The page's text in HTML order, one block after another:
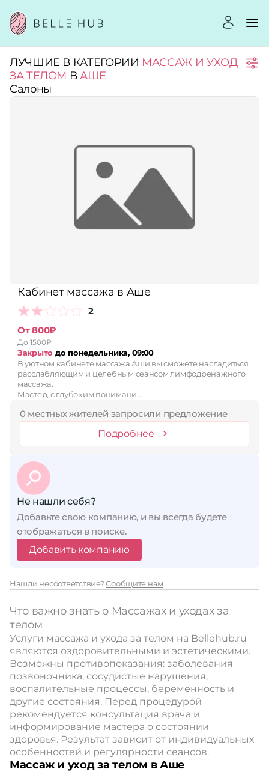
Город:
Принимает сертификаты
ЛУЧШИЕ В КАТЕГОРИИ МАССАЖ И УХОД
ЗА ТЕЛОМ ВАШЕ
Салоны
Кабинет массажа в Аше
2
От 800₽
До 1500₽
Закрыто до понедельника, 09:00
В уютном кабинете массажа Аши вы сможете насладиться
расслабляющим и целебным сеансом лимфодренажного
массажа.
Мастер, с глубоким понимани…
0 местных жителей запросили предложение
Подробнее
Не нашли себя?
Добавьте свою компанию, и вы всегда будете
отображаться в поиске.
Добавить компанию
Нашли несоответствие?Сообщите нам
Что важно знать о Массажах и уходах за
телом
Услуги массажа и ухода за телом на Bellehub.ru
являются оздоровительными и эстетическими.
Возможны противопоказания: заболевания
позвоночника, сосудистые нарушения,
воспалительные процессы, беременность и
другие состояния. Перед процедурой
рекомендуется консультация врача и
информирование мастера о состоянии
здоровья. Результат зависит от индивидуальных
особенностей и регулярности сеансов.
Массаж и уход за телом в Аше